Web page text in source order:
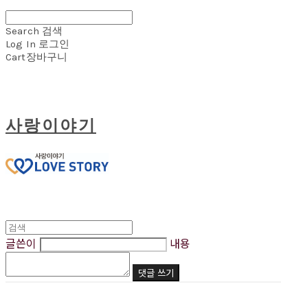
Search 검색
Log In 로그인
Cart장바구니
사랑이야기
글쓴이 내용
댓글 쓰기